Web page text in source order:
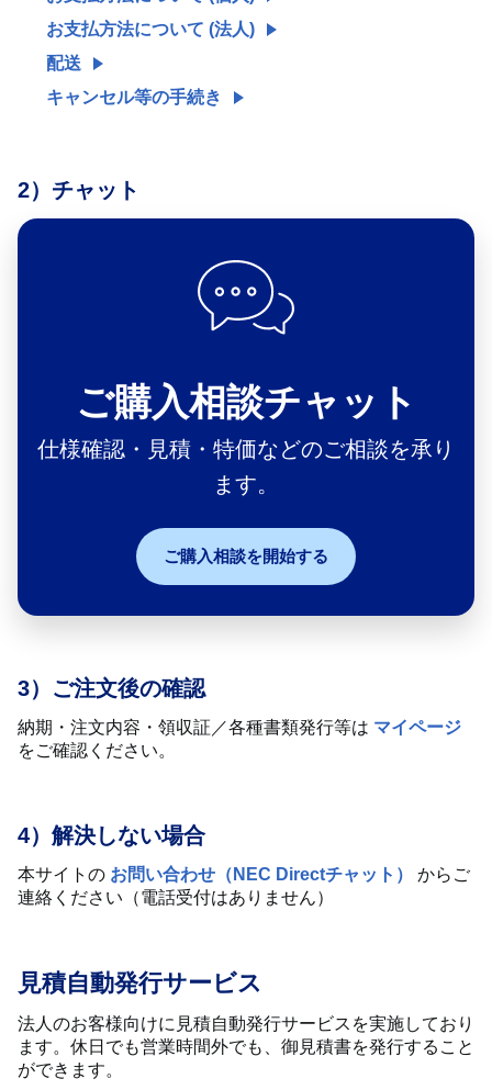
お支払方法について (法人)
配送
キャンセル等の手続き
2） チャット
ご購入相談チャット
仕様確認・見積・特価などのご相談を承り
ます。
ご購入相談を開始する
3） ご注文後の確認
納期・注文内容・領収証／各種書類発行等は マイページ
をご確認ください。
4） 解決しない場合
本サイトの お問い合わせ（NEC Directチャット）
からご
連絡ください（電話受付はありません）
見積自動発行サービス
法人のお客様向けに見積自動発行サービスを実施しており
ます。休日でも営業時間外でも、御見積書を発行すること
ができます。